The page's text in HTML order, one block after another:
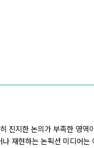
진지한 논의가 부족한 영역
재현하는 논픽션 미디어는